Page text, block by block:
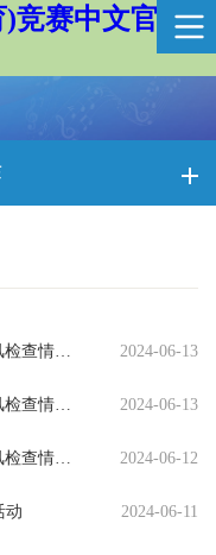
赛中文官方网
2023-2024学年威廉希尔williamhill学风检查情况通报(6月13日) 2024-06-13
​2023-2024学年威廉希尔williamhill学风检查情况通报(6月12日) 2024-06-13
​2023-2024学年威廉希尔williamhill学风检查情况通报(6月11日) 2024-06-12
动 2024-06-11